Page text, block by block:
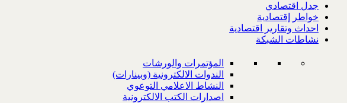
جدل اقتصادي
خواطر إقتصادية
احداث وتقارير اقتصادية
نشاطات الشبكة
المؤتمرات والورشات
الندوات الالكترونية (وبينارات)
النشاط الاعلامي التوعوي
اصدارات الكتب الالكترونية